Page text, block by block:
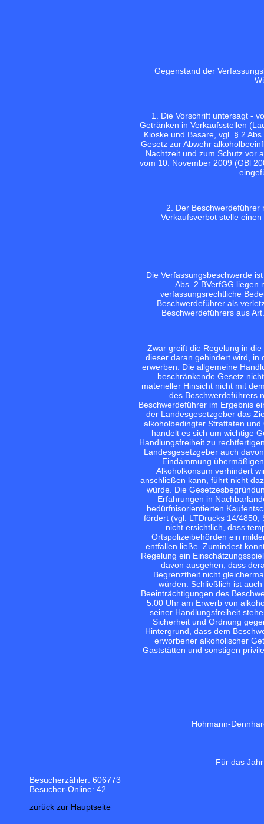
Gegenstand der
1. Die Vorschrift untersagt -
Getränken in Verkaufsstellen
Kioske und Basare, vgl. § 2
Gesetz zur Abwehr
Nachtzeit und zum Schutz vor
vom 10. November 2009 (GBl
2. Der Beschwerdeführer
Verkaufsverbot stelle
Die Verfassungsbeschwerde
Abs. 2 BVerfGG liegen
verfassungsrechtliche
Beschwerdeführer als
Beschwerdeführers aus
Zwar greift die Regelung in
dieser daran gehindert wird, in
erwerben. Die allgemeine
beschränkende Gesetz
materieller Hinsicht nicht mit
des Beschwerdeführers
Beschwerdeführer im Ergebnis
der Landesgesetzgeber das
alkoholbedingter Straftaten
handelt es sich um wichtige
Handlungsfreiheit zu
Landesgesetzgeber auch
Eindämmung
Alkoholkonsum verhindert
anschließen kann, führt nicht
würde. Die
Erfahrungen in
bedürfnisorientierten
fördert (vgl. LTDrucks 14/4850,
nicht ersichtlich, dass
Ortspolizeibehörden ein
entfallen ließe. Zumindest
Regelung ein
davon ausgehen, dass
Begrenztheit nicht
würden. Schließlich ist
Beeinträchtigungen des
5.00 Uhr am Erwerb von
seiner Handlungsfreiheit
Sicherheit und Ordnung
Hintergrund, dass dem
erworbener alkoholischer
Gaststätten und sonstigen
Hohmann-
Für das
Besucherzähler: 606773
Besucher-Online: 42
zurück zur Hauptseite